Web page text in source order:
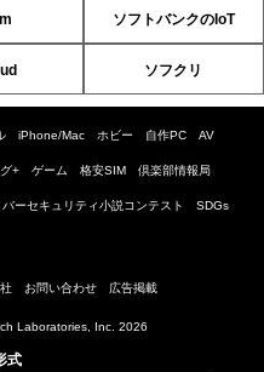
ソフトバンクのIoT
ソフクリ
iPhone/Mac ホビー 自作PC AV
+ ゲーム 格安SIM 倶楽部情報局
バーセキュリティ小説コンテスト SDGs
お問い合わせ 広告掲載
Laboratories, Inc. 2026
式